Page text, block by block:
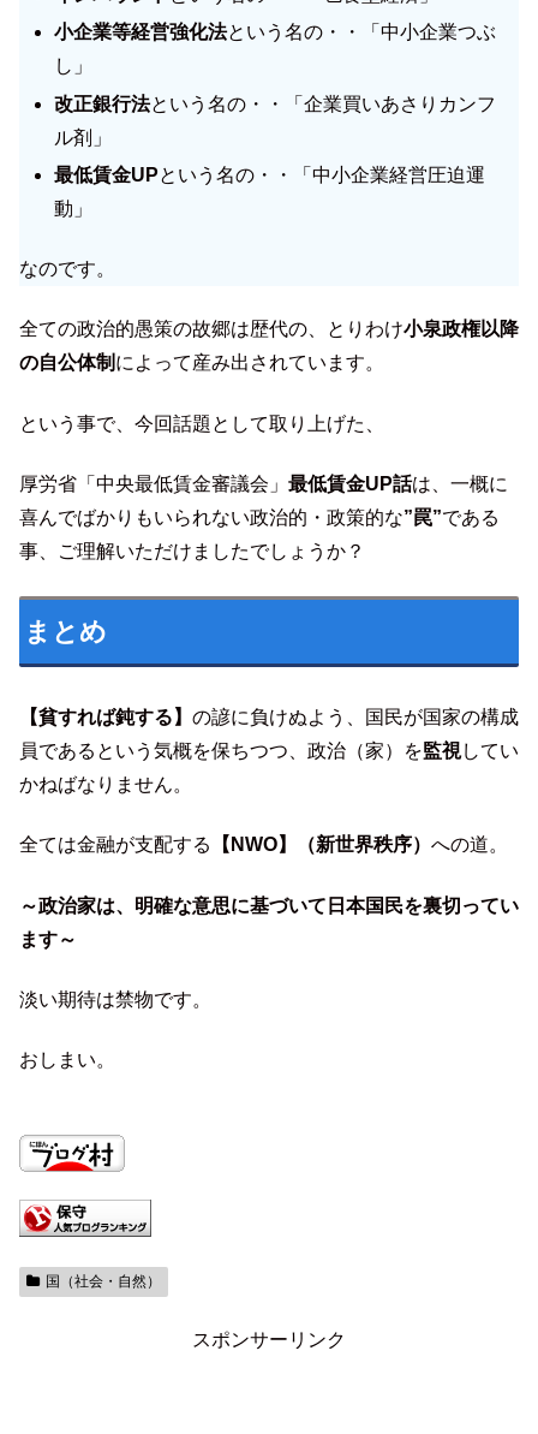
小企業等経営強化法という名の・・「中小企業つぶ
し」
改正銀行法という名の・・「企業買いあさりカンフ
ル剤」
最低賃金UPという名の・・「中小企業経営圧迫運
動」
なのです。
全ての政治的愚策の故郷は歴代の、とりわけ小泉政権以降
の自公体制 によって産み出されています。
という事で、今回話題として取り上げた、
厚労省「中央最低賃金審議会」 最低賃金UP話は、一概に
喜んでばかりもいられない政治的・政策的な”罠”である
事、ご理解いただけましたでしょうか？
まとめ
【貧すれば鈍する】 の諺に負けぬよう、国民が国家の構成
員であるという気概を保ちつつ、政治（家）を監視してい
かねばなりません。
全ては金融が支配する 【NWO】（新世界秩序） への道。
～政治家は、明確な意思に基づいて日本国民を裏切ってい
ます～
淡い期待は禁物です。
おしまい。
国（社会・自然）
スポンサーリンク